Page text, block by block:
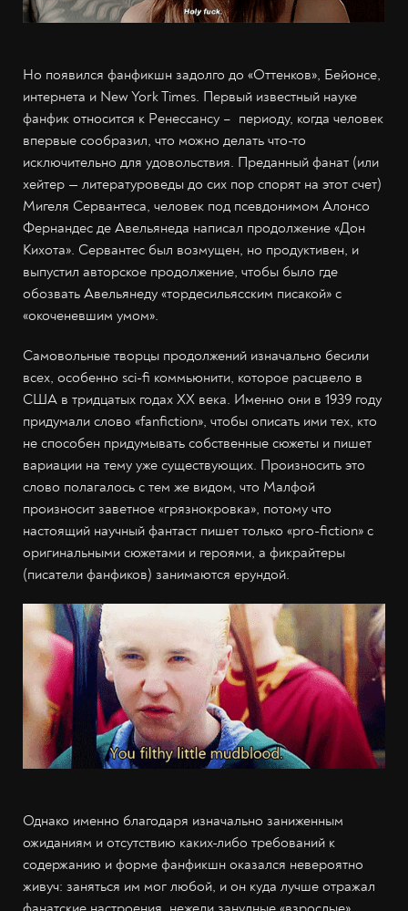
Но появился фанфикшн задолго до «Оттенков», Бейонсе,
интернета и New York Times. Первый известный науке
фанфик относится к Ренессансу – периоду, когда человек
впервые сообразил, что можно делать что-то
исключительно для удовольствия. Преданный фанат (или
хейтер — литературоведы до сих пор спорят на этот счет)
Мигеля Сервантеса, человек под псевдонимом Алонсо
Фернандес де Авельянеда написал продолжение «Дон
Кихота». Сервантес был возмущен, но продуктивен, и
выпустил авторское продолжение, чтобы было где
обозвать Авельянеду «тордесильясским писакой» с
«окоченевшим умом».
Самовольные творцы продолжений изначально бесили
всех, особенно sci-fi коммьюнити, которое расцвело в
США в тридцатых годах XX века. Именно они в 1939 году
придумали слово «fanfiction», чтобы описать ими тех, кто
не способен придумывать собственные сюжеты и пишет
вариации на тему уже существующих. Произносить это
слово полагалось с тем же видом, что Малфой
произносит заветное «грязнокровка», потому что
настоящий научный фантаст пишет только «pro-fiction» с
оригинальными сюжетами и героями, а фикрайтеры
(писатели фанфиков) занимаются ерундой.
Однако именно благодаря изначально заниженным
ожиданиям и отсутствию каких-либо требований к
содержанию и форме фанфикшн оказался невероятно
живуч: заняться им мог любой, и он куда лучше отражал